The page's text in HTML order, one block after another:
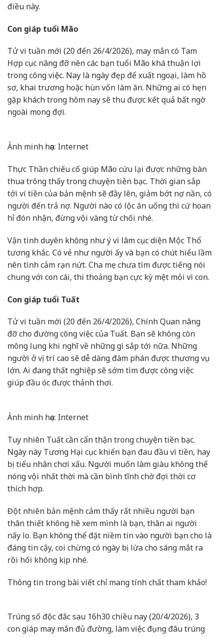
điều này.
Con giáp tuổi Mão
Tử vi tuần mới (20 đến 26/4/2026), may mắn có Tam
Hợp cục nâng đỡ nên các bạn tuổi Mão khá thuận lợi
trong công việc. Nay là ngày đẹp để xuất ngoại, làm hồ
sơ, khai trương hoặc hùn vốn làm ăn. Những ai có hẹn
gặp khách trong hôm nay sẽ thu được kết quả bất ngờ
ngoài mong đợi.
Ảnh minh họa: Internet
Thực Thần chiếu cố giúp Mão cứu lại được những bàn
thua trông thấy trong chuyện tiền bạc. Thời gian sắp
tới ví tiền của bản mệnh sẽ đầy lên, giảm bớt nợ nần, có
người đến trả nợ. Người nào có lộc ăn uống thì cứ hoan
hỉ đón nhận, đừng vội vàng từ chối nhé.
Vận tình duyên không như ý vì lâm cục diện Mộc Thổ
tương khắc. Có vẻ như người ấy và bạn có chút hiểu lầm
nên tình cảm rạn nứt. Cha mẹ chưa tìm được tiếng nói
chung với con cái, thi thoảng bạn cực kỳ mệt mỏi vì con.
Con giáp tuổi Tuất
Tử vi tuần mới (20 đến 26/4/2026), Chính Quan nâng
đỡ cho đường công việc của Tuất. Bạn sẽ không còn
mông lung khi nghĩ về những gì sắp tới nữa. Những
người ở vị trí cao sẽ dễ dàng đàm phán được thương vụ
lớn. Ai đang thất nghiệp sẽ sớm tìm được công việc
giúp đầu óc được thảnh thơi.
Ảnh minh họa: Internet
Tuy nhiên Tuất cần cẩn thận trong chuyện tiền bạc.
Ngày này Tương Hại cục khiến bạn đau đầu vì tiền, hay
bị tiểu nhân chơi xấu. Người muốn làm giàu không thể
nóng vội nhất thời mà cần bình tĩnh chờ đợi thời cơ
thích hợp.
Đột nhiên bản mệnh cảm thấy rất nhiều người bạn
thân thiết không hề xem mình là bạn, thân ai người
nấy lo. Bạn không thể đặt niềm tin vào người bạn cho là
đáng tin cậy, coi chừng có ngày bị lừa cho sáng mắt ra
rồi hối không kịp nhé.
Thông tin trong bài viết chỉ mang tính chất tham khảo!
Trúng số độc đắc sau 16h30 chiều nay (20/4/2026), 3
con giáp may mắn đủ đường, làm việc đụng đâu trúng